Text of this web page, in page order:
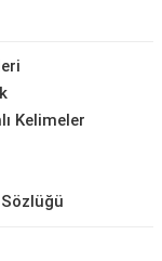
Kelimeler